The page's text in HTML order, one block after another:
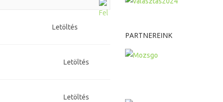
Letöltés
Letöltés
Letöltés
PARTNEREINK